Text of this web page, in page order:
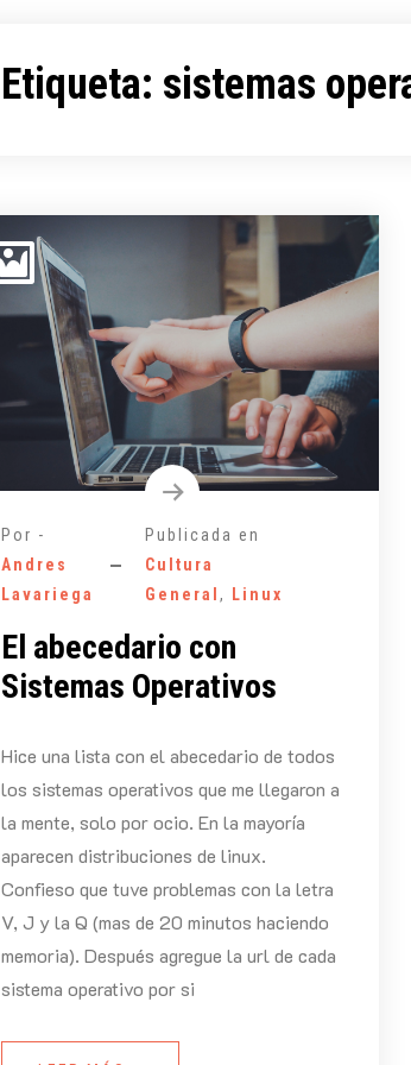
Etiqueta: sistemas
Por -
Andres
Lavariega
Publicada en
Cultura
General, Linux
El abecedario con
Sistemas Operativos
Hice una lista con el abecedario de todos
los sistemas operativos que me llegaron a
la mente, solo por ocio. En la mayoría
aparecen distribuciones de linux.
Confieso que tuve problemas con la letra
V, J y la Q (mas de 20 minutos haciendo
memoria). Después agregue la url de cada
sistema operativo por si